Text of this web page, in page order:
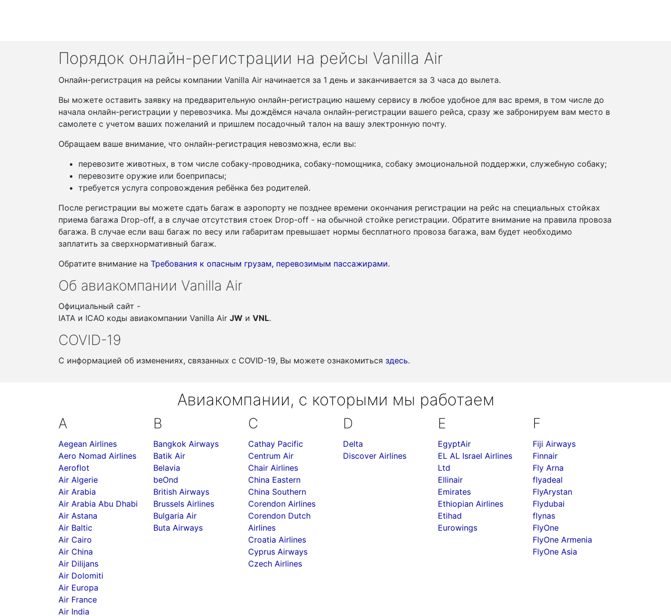
Порядок онлайн-регистрации на рейсы Vanilla Air
Онлайн-регистрация на рейсы компании Vanilla Air начинается за 1 день и заканчивается за 3 часа до вылета.
Вы можете оставить заявку на предварительную онлайн-регистрацию нашему сервису в любое удобное для вас время, в том числе до
начала онлайн-регистрации у перевозчика. Мы дождёмся начала онлайн-регистрации вашего рейса, сразу же забронируем вам место в
самолете с учетом ваших пожеланий и пришлем посадочный талон на вашу электронную почту.
Обращаем ваше внимание, что онлайн-регистрация невозможна, если вы:
перевозите животных, в том числе собаку-проводника, собаку-помощника, собаку эмоциональной поддержки, служебную собаку;
перевозите оружие или боеприпасы;
требуется услуга сопровождения ребёнка без родителей.
После регистрации вы можете сдать багаж в аэропорту не позднее времени окончания регистрации на рейс на специальных стойках
приема багажа Drop-off, а в случае отсутствия стоек Drop-off - на обычной стойке регистрации. Обратите внимание на правила провоза
багажа. В случае если ваш багаж по весу или габаритам превышает нормы бесплатного провоза багажа, вам будет необходимо
заплатить за сверхнормативный багаж.
Обратите внимание на Требования к опасным грузам, перевозимым пассажирами.
Об авиакомпании Vanilla Air
Официальный сайт -
IATA и ICAO коды авиакомпании Vanilla Air JW и VNL.
COVID-19
С информацией об изменениях, связанных c COVID-19, Вы можете ознакомиться здесь.
Авиакомпании, с которыми мы работаем
A
Aegean Airlines
Aero Nomad Airlines
Aeroflot
Air Algerie
Air Arabia
Air Arabia Abu Dhabi
Air Astana
Air Baltic
Air Cairo
Air China
Air Dilijans
Air Dolomiti
Air Europa
Air France
Air India
B
Bangkok Airways
Batik Air
Belavia
beOnd
British Airways
Brussels Airlines
Bulgaria Air
Buta Airways
C
Cathay Pacific
Centrum Air
Chair Airlines
China Eastern
China Southern
Corendon Airlines
Corendon Dutch
Airlines
Croatia Airlines
Cyprus Airways
Czech Airlines
D
Delta
Discover Airlines
E
EgyptAir
EL AL Israel Airlines
Ltd
Ellinair
Emirates
Ethiopian Airlines
Etihad
Eurowings
F
Fiji Airways
Finnair
Fly Arna
flyadeal
FlyArystan
Flydubai
flynas
FlyOne
FlyOne Armenia
FlyOne Asia